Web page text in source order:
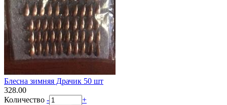
Блесна зимняя Драчик 50 шт
328.00
Количество - +